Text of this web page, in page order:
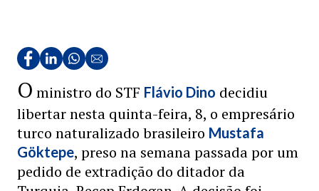
O ministro do STF Flávio Dino decidiu
libertar nesta quinta-feira, 8, o empresário
turco naturalizado brasileiro Mustafa
Göktepe, preso na semana passada por um
pedido de extradição do ditador da